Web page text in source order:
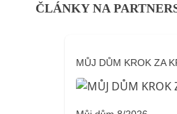
ČLÁNKY NA
MŮJ DŮM KROK ZA